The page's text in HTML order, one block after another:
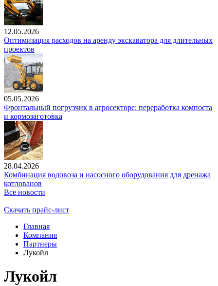
12.05.2026
Оптимизация расходов на аренду экскаватора для длительных
проектов
05.05.2026
Фронтальный погрузчик в агросекторе: переработка компоста
и кормозаготовка
28.04.2026
Комбинация водовоза и насосного оборудования для дренажа
котлованов
Все новости
Скачать прайс-лист
Главная
Компания
Партнеры
Лукойл
Лукойл